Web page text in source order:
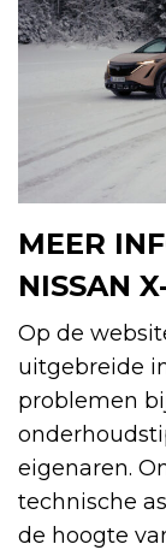
MEER
NISSAN
Op de
uitgebreide
problemen
eigenaren.
technische
de hoogte